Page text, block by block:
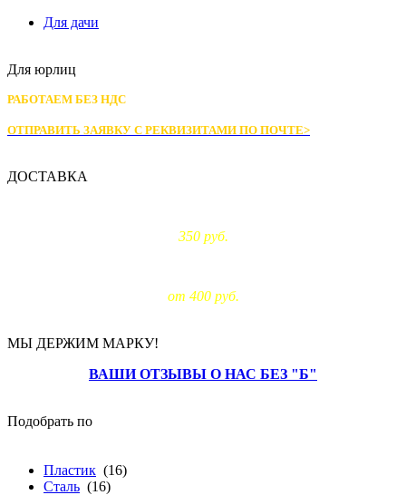
Для дачи
Для юрлиц
РАБОТАЕМ БЕЗ НДС
ОТПРАВИТЬ ЗАЯВКУ С РЕКВИЗИТАМИ ПО ПОЧТЕ>
ДОСТАВКА
350 руб.
от 400 руб.
МЫ ДЕРЖИМ МАРКУ!
ВАШИ ОТЗЫВЫ О НАС БЕЗ "Б"
Подобрать по
Пластик (16)
Сталь (16)